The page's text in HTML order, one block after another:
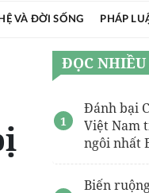
VÀ ĐỜI SỐNG PHÁP
ĐỌC NHIỀU
Đánh bại
Việt Nam
ngôi nhất
Biến